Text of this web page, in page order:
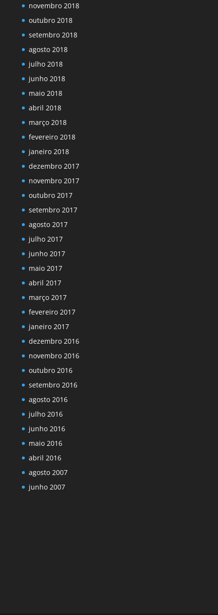
novembro 2018
outubro 2018
setembro 2018
agosto 2018
julho 2018
junho 2018
maio 2018
abril 2018
março 2018
fevereiro 2018
janeiro 2018
dezembro 2017
novembro 2017
outubro 2017
setembro 2017
agosto 2017
julho 2017
junho 2017
maio 2017
abril 2017
março 2017
fevereiro 2017
janeiro 2017
dezembro 2016
novembro 2016
outubro 2016
setembro 2016
agosto 2016
julho 2016
junho 2016
maio 2016
abril 2016
agosto 2007
junho 2007